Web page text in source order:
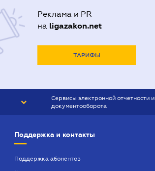
Реклама и PR
на ligazakon.net
ТАРИФЫ
Сервисы электронной отчетности и
документооборота
Поддержка и контакты
Поддержка абонентов